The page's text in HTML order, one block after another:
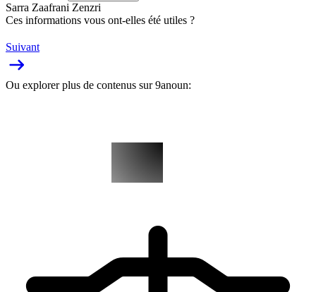
Sarra Zaafrani Zenzri
Ces informations vous ont-elles été utiles ?
Suivant
Ou explorer plus de contenus sur 9anoun: